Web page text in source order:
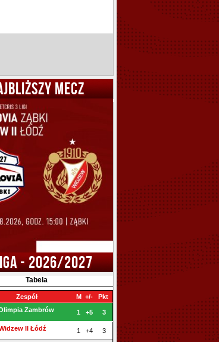
MECZ
- 2026/2027
Tabela
Zespół M +/- Pkt
Zambrów 1 +5 3
II Łódź 1 +4 3